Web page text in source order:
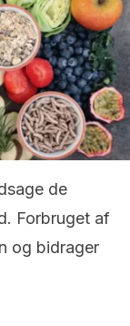
de
Forbruget af
og bidrager